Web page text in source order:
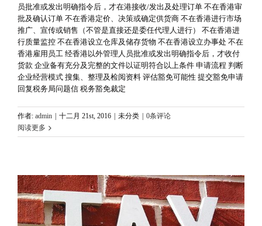
员批准或发出明确指令后，才在港接收/发出及处理订单 不在香港审
批及确认订单 不在香港定价、决策或确定供货商 不在香港进行市场
推广、宣传或销售（不管是直接还是委任代理人进行） 不在香港进
行质量监控 不在香港设立仓库及储存货物 不在香港设立办事处 不在
香港雇用员工 经香港以外管理人员批准或发出明确指令后，才收付
货款 企业备有充分及完整的文件以证明符合以上条件 申请流程 判断
企业经营模式 搜集、整理及检阅资料 评估豁免可能性 提交豁免申请
回复税务局问题信 税务豁免裁定
作者: admin | 十二月 21st, 2016 | 未分类 | 0条评论
阅读更多